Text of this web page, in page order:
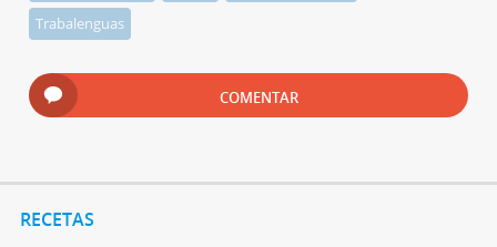
Trabalenguas
COMENTAR
RECETAS